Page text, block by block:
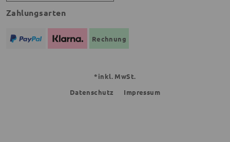
Zahlungsarten
Rechnung
*inkl. MwSt.
Datenschutz
Impressum